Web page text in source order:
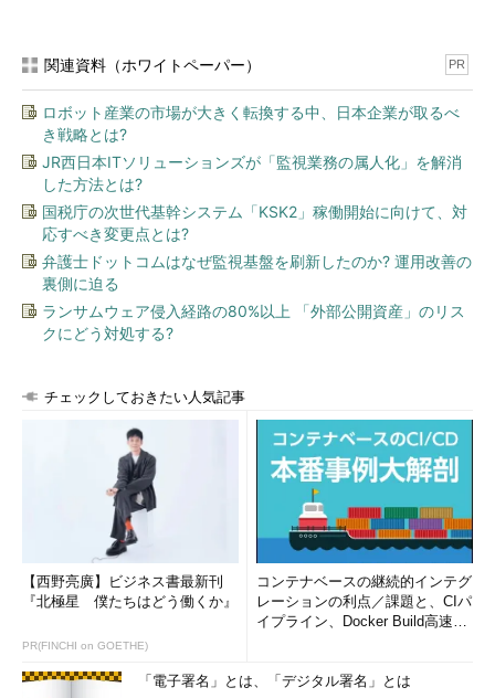
関連資料（ホワイトペーパー） PR
ロボット産業の市場が大きく転換する中、日本企業が取るべ
き戦略とは?
JR西日本ITソリューションズが「監視業務の属人化」を解消
した方法とは?
国税庁の次世代基幹システム「KSK2」稼働開始に向けて、対
応すべき変更点とは?
弁護士ドットコムはなぜ監視基盤を刷新したのか? 運用改善の
裏側に迫る
ランサムウェア侵入経路の80%以上 「外部公開資産」のリス
クにどう対処する?
チェックしておきたい人気記事
【西野亮廣】ビジネス書最新刊
『北極星 僕たちはどう働くか』
PR(FINCHI on GOETHE)
コンテナベースの継続的インテグ
レーションの利点／課題と、CIパ
イプライン、Docker Build高速化
「電子署名」とは、「デジタル署名」とは